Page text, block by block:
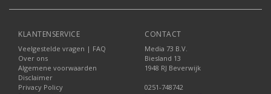
KLANTENSERVICE
Veelgestelde vragen | FAQ
Over ons
Algemene voorwaarden
Disclaimer
Privacy Policy
CONTACT
Media 73 B.V.
Biesland 13
1948 RJ Beverwijk
0251-748742